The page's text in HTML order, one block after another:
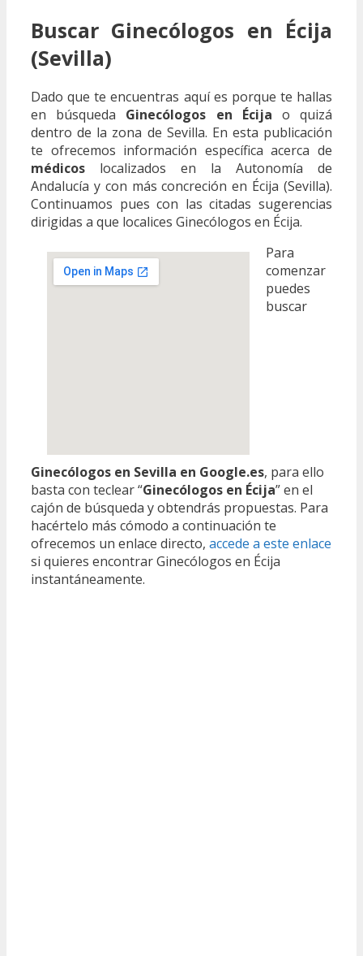
Buscar Ginecólogos en Écija
(Sevilla)
Dado que te encuentras aquí es porque te hallas
en búsqueda Ginecólogos en Écija o quizá
dentro de la zona de Sevilla. En esta publicación
te ofrecemos información específica acerca de
médicos localizados en la Autonomía de
Andalucía y con más concreción en Écija (Sevilla).
Continuamos pues con las citadas sugerencias
dirigidas a que localices Ginecólogos en Écija.
Para
comenzar
puedes
buscar
Ginecólogos en Sevilla en Google.es, para ello
basta con teclear “Ginecólogos en Écija” en el
cajón de búsqueda y obtendrás propuestas. Para
hacértelo más cómodo a continuación te
ofrecemos un enlace directo, accede a este enlace
si quieres encontrar Ginecólogos en Écija
instantáneamente.